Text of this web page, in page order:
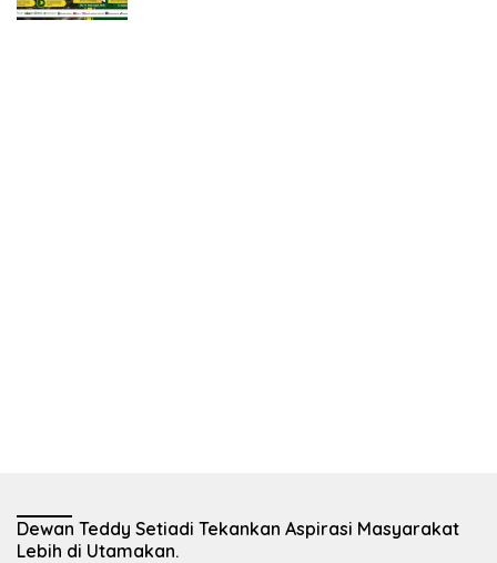
Dewan Teddy Setiadi Tekankan Aspirasi Masyarakat
Lebih di Utamakan.